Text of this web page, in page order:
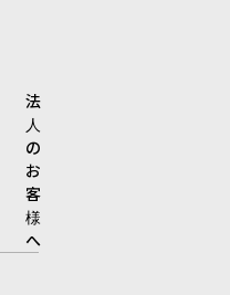
法
人
の
お
客
様
へ